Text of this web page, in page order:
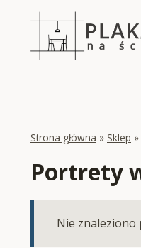
Strona główna » Sklep »
Portrety
Nie znaleziono